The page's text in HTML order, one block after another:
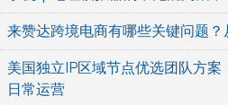
来赞达跨境电商有哪些关键问题
美国独立IP区域节点优选团队方
日常运营